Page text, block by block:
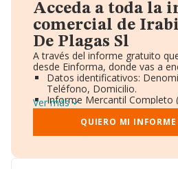
Acceda a toda la
comercial de
De Plagas Sl
A través del informe gratuito
desde Einforma, donde vas a
Datos identificativos:
Teléfono, Domicilio.
Informe Mercantil Completo
Gráficos de Evolución
Consejo de Administración y
Directivos y Ejecutivos.
Ver más
QUIERO MI